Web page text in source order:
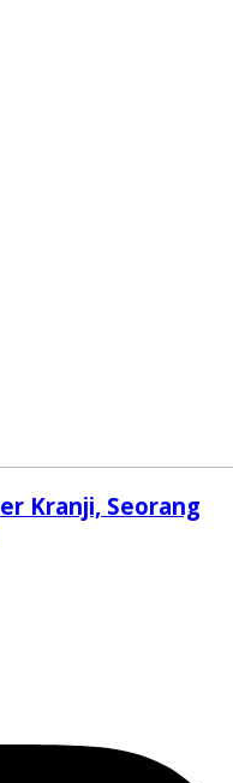
Kranji, Seorang